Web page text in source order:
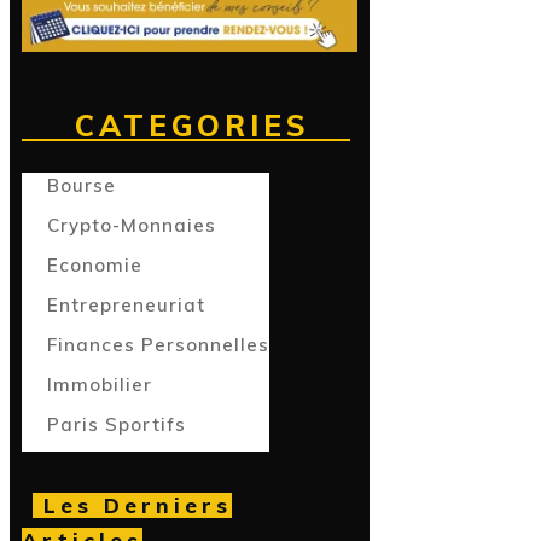
CATEGORIES
Bourse
Crypto-Monnaies
Economie
Entrepreneuriat
Finances Personnelles
Immobilier
Paris Sportifs
Les Derniers